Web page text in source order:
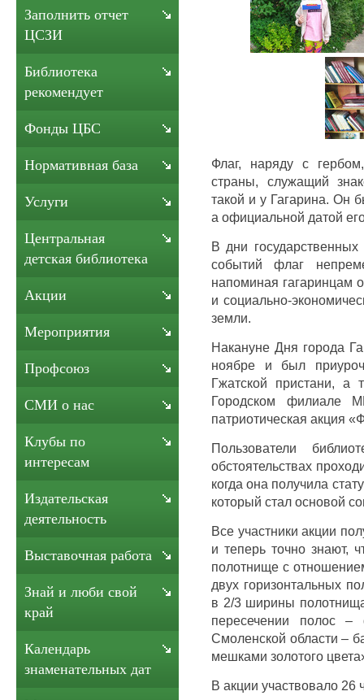
Флаг, наряду с
страны, служащий
такой и у Гагарина. Он
а официальной датой
В дни
событий флаг
напоминая гагаринцам
и социально-
земли.
Накануне Дня города
ноябре и был
Гжатской пристани,
Городском филиале
патриотическая акция
Пользователи
обстоятельствах
когда она получила
который стал основой
Все участники акции
и теперь точно знают,
полотнище с
двух горизонтальных
в 2/3 ширины
пересечении полос –
Смоленской области –
мешками золотого
В акции участвовало 26
Заполнить отчет
ЦСЗИ
Библиотека
рекомендует
Фонды ЦБС
Нормативная база
Услуги
Центральная
детская библиотека
Акции
Мероприятия
Профсоюз
СМИ о нас
Клубы по
интересам
Издательская
деятельность
Выставочная работа
Знай и люби свой
край
Календарь
знаменательных дат